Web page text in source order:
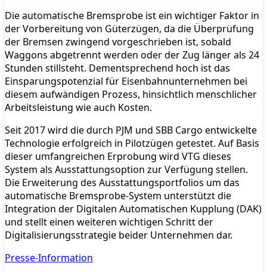
Die automatische Bremsprobe ist ein wichtiger Faktor in
der Vorbereitung von Güterzügen, da die Überprüfung
der Bremsen zwingend vorgeschrieben ist, sobald
Waggons abgetrennt werden oder der Zug länger als 24
Stunden stillsteht. Dementsprechend hoch ist das
Einsparungspotenzial für Eisenbahnunternehmen bei
diesem aufwändigen Prozess, hinsichtlich menschlicher
Arbeitsleistung wie auch Kosten.
Seit 2017 wird die durch PJM und SBB Cargo entwickelte
Technologie erfolgreich in Pilotzügen getestet. Auf Basis
dieser umfangreichen Erprobung wird VTG dieses
System als Ausstattungsoption zur Verfügung stellen.
Die Erweiterung des Ausstattungsportfolios um das
automatische Bremsprobe-System unterstützt die
Integration der Digitalen Automatischen Kupplung (DAK)
und stellt einen weiteren wichtigen Schritt der
Digitalisierungsstrategie beider Unternehmen dar.
Presse-Information